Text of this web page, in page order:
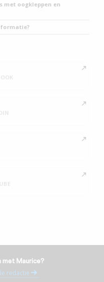
met oogkleppen en
met Maurice?
redactie